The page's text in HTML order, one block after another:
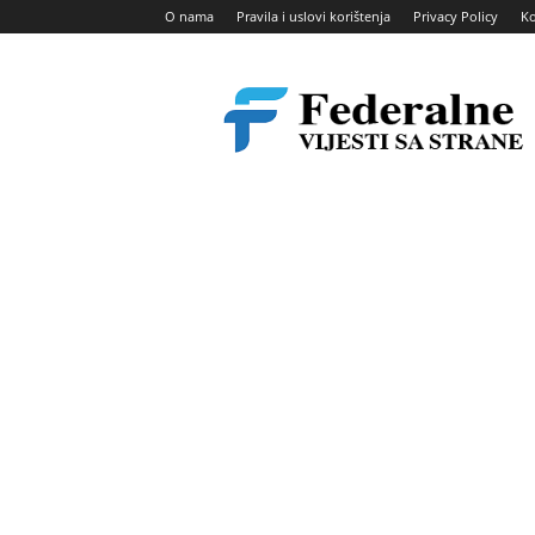
O nama Pravila i uslovi korištenja Privacy Policy
vijesti